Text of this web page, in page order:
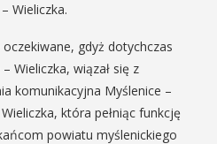
Wieliczka.
gdyż dotychczas
Wieliczka, wiązał się z
komunikacyjna Myślenice –
która pełniąc funkcję
powiatu myślenickiego